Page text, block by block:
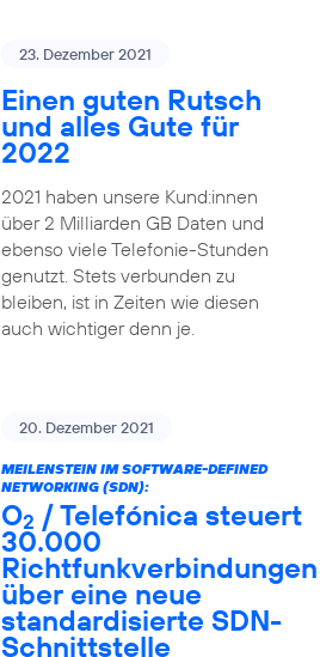
23. Dezember 2021
Einen guten Rutsch
und alles Gute für
2022
2021 haben unsere Kund:innen
über 2 Milliarden GB Daten und
ebenso viele Telefonie-Stunden
genutzt. Stets verbunden zu
bleiben, ist in Zeiten wie diesen
auch wichtiger denn je.
20. Dezember 2021
MEILENSTEIN IM SOFTWARE-DEFINED
NETWORKING (SDN):
O2 / Telefónica steuert
30.000
Richtfunkverbindungen
über eine neue
standardisierte SDN-
Schnittstelle